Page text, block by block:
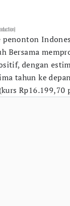
Bersama
dengan
tahun ke
Rp16.199,70